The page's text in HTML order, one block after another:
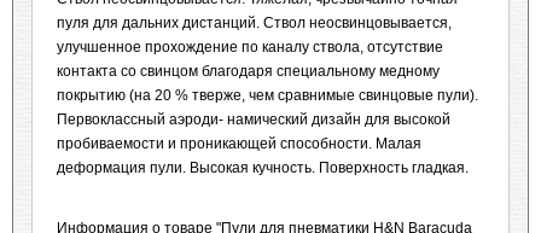
пуля для дальних дистанций. Ствол неосвинцовывается,
улучшенное прохождение по каналу ствола, отсутствие
контакта со свинцом благодаря специальному медному
покрытию (на 20 % тверже, чем сравнимые свинцовые пули).
Первоклассный аэроди- намический дизайн для высокой
пробиваемости и проникающей способности. Малая
деформация пули. Высокая кучность. Поверхность гладкая.
Информация о товаре "Пули для пневматики H&N Baracuda